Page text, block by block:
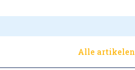
Alle artikelen